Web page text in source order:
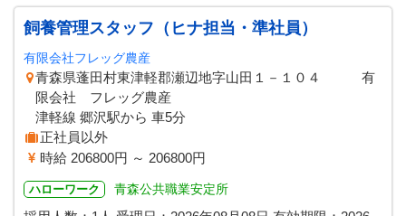
飼養管理スタッフ（ヒナ担当・準社員）
有限会社フレッグ農産
青森県蓬田村東津軽郡瀬辺地字山田１－１０４ 有
限会社 フレッグ農産
津軽線 郷沢駅から 車5分
正社員以外
時給 206800円 ～ 206800円
ハローワーク 青森公共職業安定所